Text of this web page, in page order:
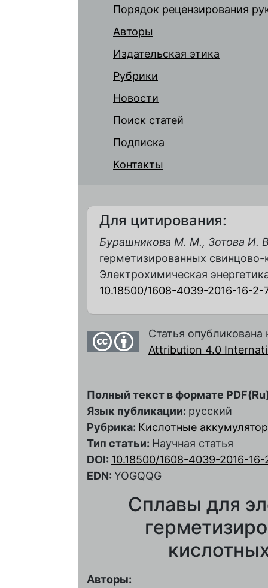
Порядок рецензирования
Авторы
Издательская этика
Рубрики
Новости
Поиск статей
Подписка
Контакты
Для цитирования:
Бурашникова М. М., Зотова И.
герметизированных
Электрохимическая
10.18500/1608-4039-2016-16-2-
Статья
Attribution 4.0
Полный текст в формате
Язык публикации: русский
Рубрика: Кислотные
Тип статьи: Научная статья
DOI: 10.18500/1608-4039-2016-
EDN: YOGQQG
Сплавы для
Авторы: